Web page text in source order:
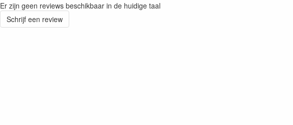
Er zijn geen reviews beschikbaar in de huidige taal
Schrijf een review